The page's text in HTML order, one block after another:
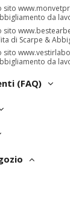
sito
da
sito
di Scarpe &
sito
da
(FAQ)